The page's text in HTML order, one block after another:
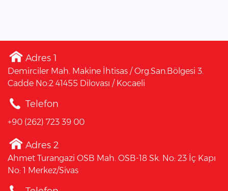
Adres 1
Demirciler Mah. Makine İhtisas / Org.San.Bölgesi 3.
Cadde No:2 41455 Dilovası / Kocaeli
Telefon
+90 (262) 723 39 00
Adres 2
Ahmet Turangazi OSB Mah. OSB-18 Sk. No: 23 İç Kapı
No: 1 Merkez/Sivas